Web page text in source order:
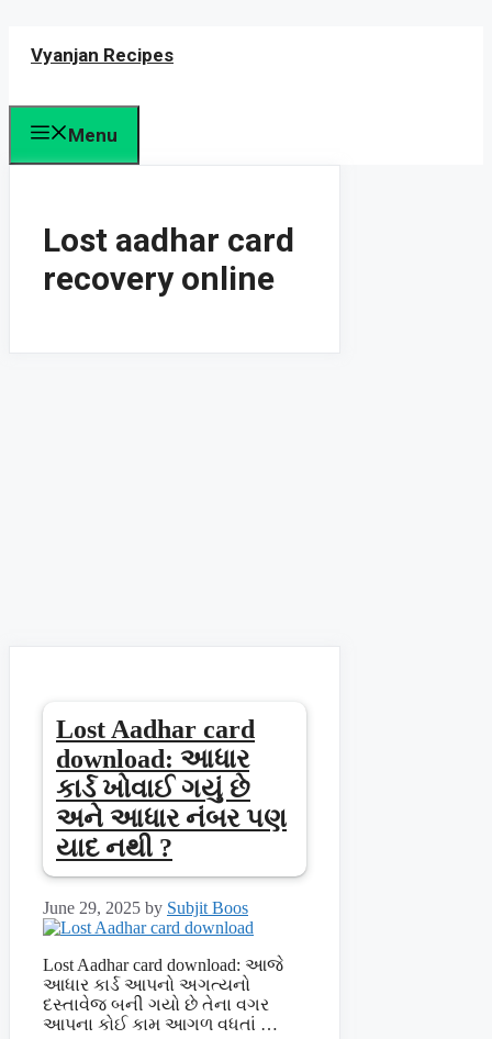
Vyanjan Recipes
Menu
Lost aadhar card
recovery online
Lost Aadhar card
download: આધાર
કાર્ડ ખોવાઈ ગયું છે
અને આધાર નંબર પણ
યાદ નથી ?
June 29, 2025 by Subjit Boos
Lost Aadhar card download: આજે
આધાર કાર્ડ આપનો અગત્યનો
દસ્તાવેજ બની ગયો છે તેના વગર
આપના કોઈ કામ આગળ વધતાં …